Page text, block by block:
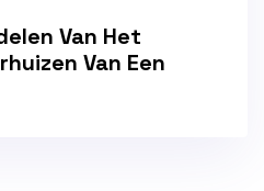
Van Het
Van Een